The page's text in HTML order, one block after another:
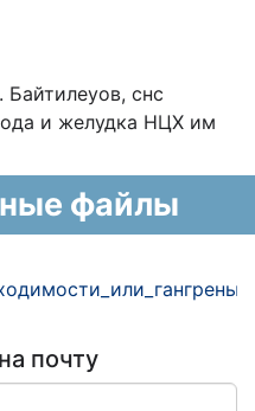
Байтилеуов, снс
и желудка НЦХ им
файлы
почту